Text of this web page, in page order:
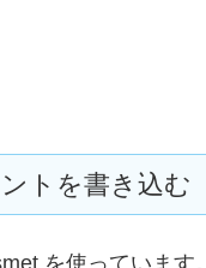
トを書き込む